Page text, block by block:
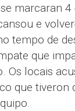
marcaran
e
tempo de
que
Os locais
que tiveron